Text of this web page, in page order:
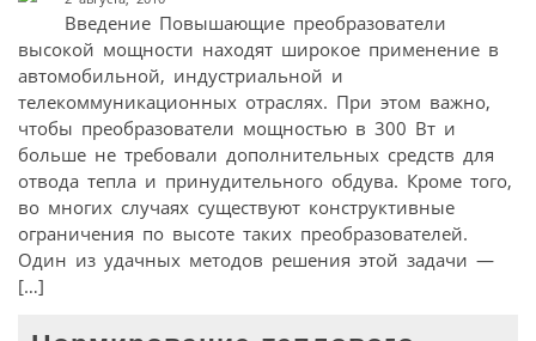
Введение Повышающие преобразователи
высокой мощности находят широкое применение в
автомобильной, индустриальной и
телекоммуникационных отраслях. При этом важно,
чтобы преобразователи мощностью в 300 Вт и
больше не требовали дополнительных средств для
отвода тепла и принудительного обдува. Кроме того,
во многих случаях существуют конструктивные
ограничения по высоте таких преобразователей.
Один из удачных методов решения этой задачи —
[…]